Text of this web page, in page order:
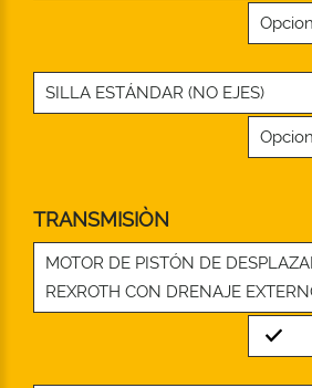
SILLA ESTÁNDAR (NO EJES)
TRANSMISIÒN
MOTOR DE PISTÓN DE
REXROTH CON DRENAJE